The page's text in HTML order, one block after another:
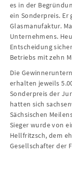
es in der
ein Sonderpreis. Er
Glasmanufaktur.
Unternehmens.
Entscheidung
Betriebs mit zehn
Die
erhalten jeweils
Sonderpreis der
hatten sich
Sächsischen
Sieger wurde von
Hellfritzsch, dem
Gesellschafter der